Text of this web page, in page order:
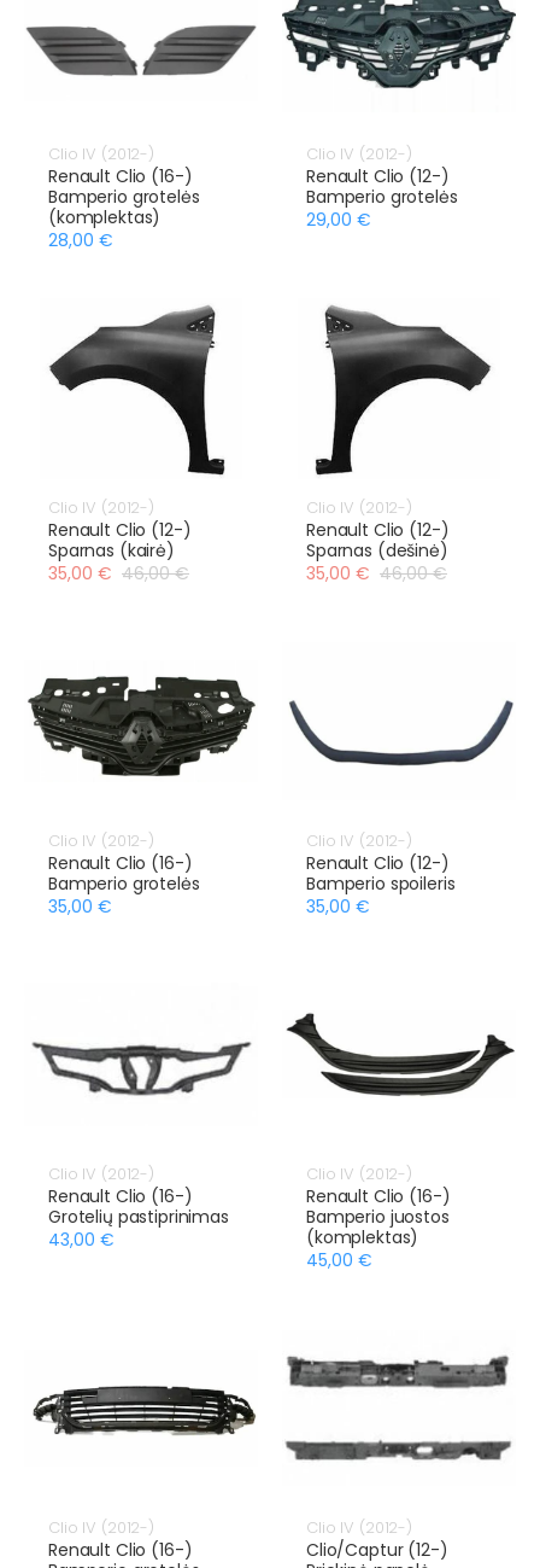
Clio IV (2012-)
Renault Clio (16-)
Bamperio grotelės
(komplektas)
28,00 €
Clio IV (2012-)
Renault Clio (12-)
Bamperio grotelės
29,00 €
Clio IV (2012-)
Renault Clio (12-)
Sparnas (kairė)
35,00 € 46,00 €
Clio IV (2012-)
Renault Clio (12-)
Sparnas (dešinė)
35,00 € 46,00 €
Clio IV (2012-)
Renault Clio (16-)
Bamperio grotelės
35,00 €
Clio IV (2012-)
Renault Clio (12-)
Bamperio spoileris
35,00 €
Clio IV (2012-)
Renault Clio (16-)
Grotelių pastiprinimas
43,00 €
Clio IV (2012-)
Renault Clio (16-)
Bamperio juostos
(komplektas)
45,00 €
Clio IV (2012-)
Renault Clio (16-)
Clio IV (2012-)
Clio/Captur (12-)